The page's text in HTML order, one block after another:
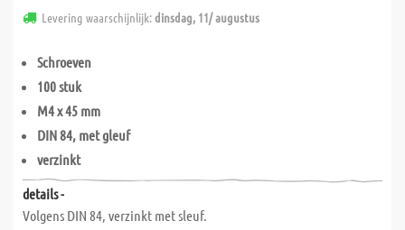
Levering waarschijnlijk:dinsdag, 11/ augustus
Schroeven
100 stuk
M4 x 45 mm
DIN 84, met gleuf
verzinkt
details -
Volgens DIN 84, verzinkt met sleuf.